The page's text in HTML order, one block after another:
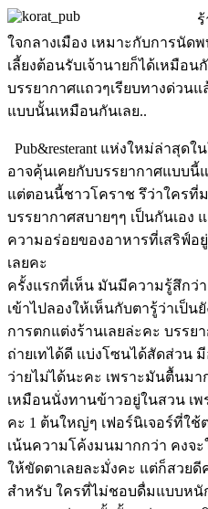
ใจกลางเมือง เหมาะกับการนัด
เลี้ยงต้อนรับเจ้านายก็ได้เหมือ
บรรยากาศแถวๆเรียบทางด่วน
แบบนั้นเหมือนกันเลย..
Pub&resterant แห่งใหม่ล่าสุด
อาจคุ้นเคยกับบรรยากาศแบบนี้
แต่ตอนนี้ชาวโคราช รึว่าใครที่
บรรยากาศสบายๆๆ เป็นกันเอง
ความอร่อยของอาหารที่เสริฟ์อ
เลยคะ
ครั้งแรกที่เห็น มันมีความรู้สึกว่
เข้าไปลองให้เห็นกับตารู้ว่าเป็น
การตกแต่งร้านเลยล่ะคะ บรรย
ถ่ายเทได้ดี แบ่งโซนได้สัดส่วน
ว่ายไม่ได้นะคะ เพราะมันตื้นมา
เหมือนนั่งทานข้าวอยู่ในสวน เพ
คะ 1 ต้นใหญ่ๆ เฟอร์นิเจอร์ที่ใช้
เน้นความโค้งมนมากกว่า คงจ
ให้ขัดตาเลยละมั่งคะ แต่ก็สวยดี
สำหรับ ใครที่ไม่ชอบดื่มแบบหนั